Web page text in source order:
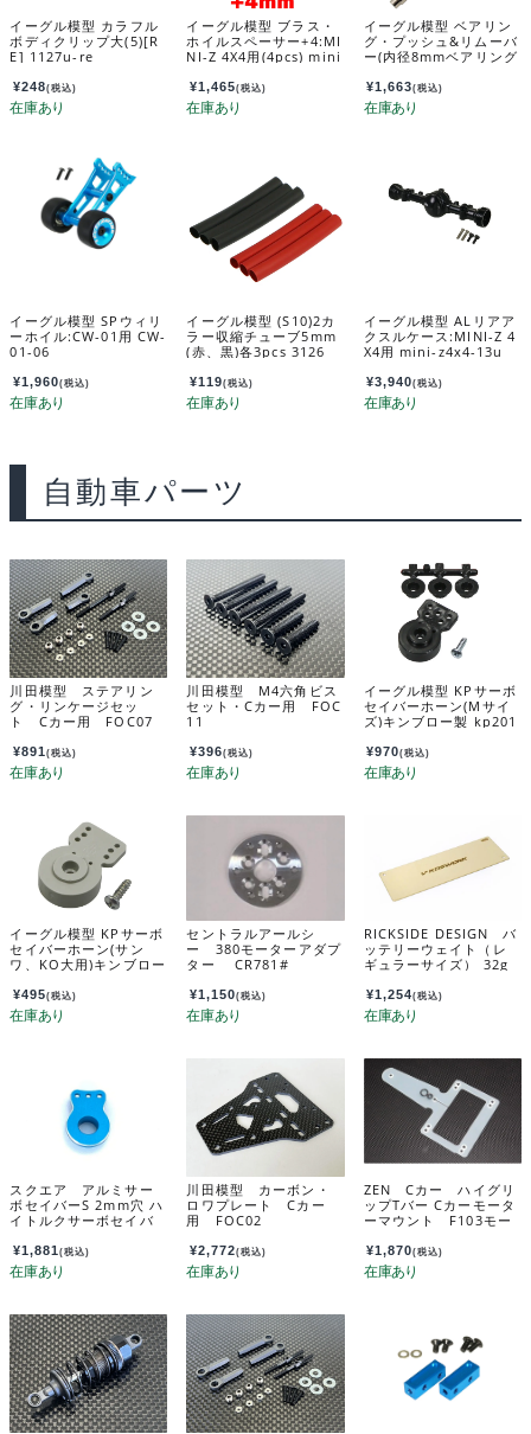
イーグル模型 カラフル
ボディクリップ大(5)[R
E] 1127u-re
¥248(税込)
イーグル模型 ブラス・
ホイルスペーサー+4:MI
NI-Z 4X4用(4pcs) mini
¥1,465(税込)
イーグル模型 ベアリン
グ・プッシュ&リムーバ
ー(内径8mmベアリング
¥1,663(税込)
イーグル模型 SPウィリ
ーホイル:CW-01用 CW-
01-06
¥1,960(税込)
イーグル模型 (S10)2カ
ラー収縮チューブ5mm
(赤、黒)各3pcs 3126
¥119(税込)
イーグル模型 ALリアア
クスルケース:MINI-Z 4
X4用 mini-z4x4-13u
¥3,940(税込)
自動車パーツ
川田模型 ステアリン
グ・リンケージセッ
ト Cカー用 FOC07
¥891(税込)
川田模型 M4六角ビス
セット・Cカー用 FOC
11
¥396(税込)
イーグル模型 KPサーボ
セイバーホーン(Mサイ
ズ)キンブロー製 kp201
¥970(税込)
イーグル模型 KPサーボ
セイバーホーン(サン
ワ、KO大用)キンブロー
¥495(税込)
セントラルアールシ
ー 380モーターアダプ
ター CR781#
¥1,150(税込)
RICKSIDE DESIGN バ
ッテリーウェイト（レ
ギュラーサイズ） 32g
04231
¥1,254(税込)
スクエア アルミサー
ボセイバーS 2mm穴 ハ
イトルクサーボセイバ
ウイリー2) Aluminum
Servo Saver S (2mm
Hole) – For Tamiya H
er-SQUARE 製品カタロ
グ -PRODUCTS- TGX
-232TB
¥1,881(税込)
川田模型 カーボン・
ロワプレート Cカー
用 FOC02
¥2,772(税込)
ZEN Cカー ハイグリ
ップTバー Cカーモータ
ーマウント F103モー
7
¥1,870(税込)